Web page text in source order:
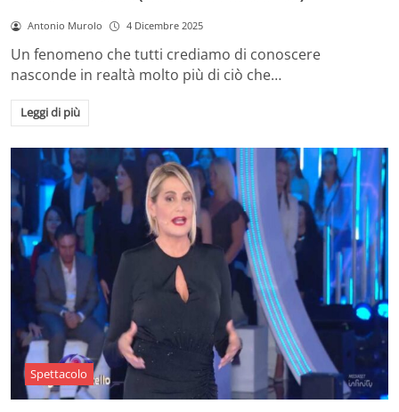
Antonio Murolo 4 Dicembre 2025
Un fenomeno che tutti crediamo di conoscere
nasconde in realtà molto più di ciò che…
Leggi di più
Spettacolo